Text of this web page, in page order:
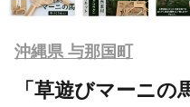
沖縄県 与那国町
「草遊びマーニ